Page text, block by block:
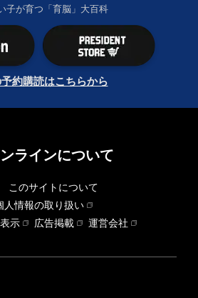
子が育つ「育脳」大百科
約購読はこちらから
ラインについて
このサイトについて
人情報の取り扱い
示
広告掲載
運営会社